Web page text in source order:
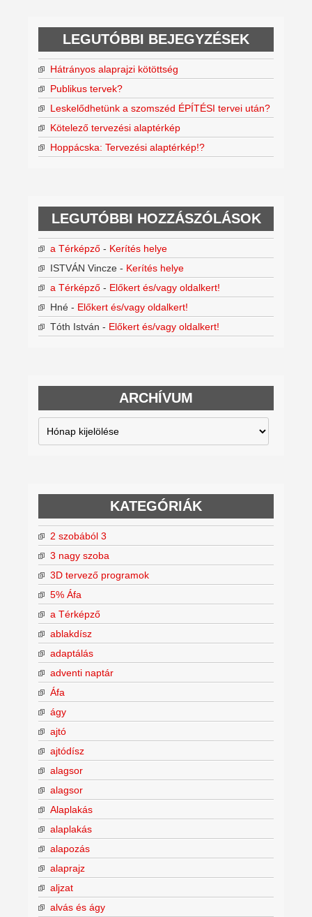
LEGUTÓBBI BEJEGYZÉSEK
Hátrányos alaprajzi kötöttség
Publikus tervek?
Leskelődhetünk a szomszéd ÉPÍTÉSI tervei után?
Kötelező tervezési alaptérkép
Hoppácska: Tervezési alaptérkép!?
LEGUTÓBBI HOZZÁSZÓLÁSOK
a Térképző - Kerítés helye
ISTVÁN Vincze - Kerítés helye
a Térképző - Előkert és/vagy oldalkert!
Hné - Előkert és/vagy oldalkert!
Tóth István - Előkert és/vagy oldalkert!
ARCHÍVUM
Archívum
KATEGÓRIÁK
2 szobából 3
3 nagy szoba
3D tervező programok
5% Áfa
a Térképző
ablakdísz
adaptálás
adventi naptár
Áfa
ágy
ajtó
ajtódísz
alagsor
alagsor
Alaplakás
alaplakás
alapozás
alaprajz
aljzat
alvás és ágy